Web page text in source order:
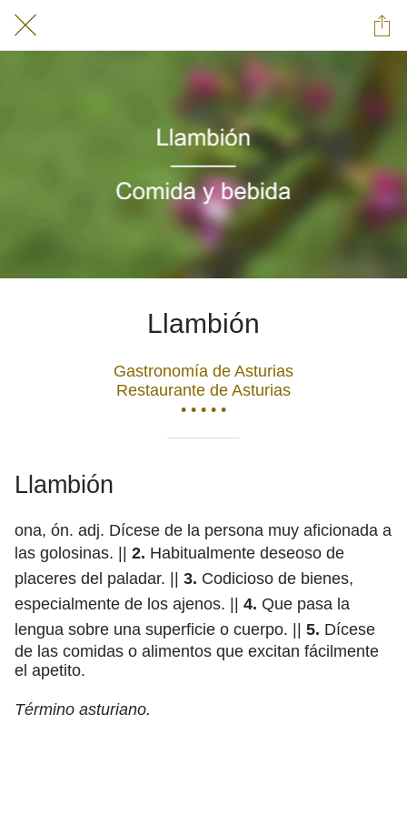
Llambión
Gastronomía de Asturias
Restaurante de Asturias
• • • • •
Llambión
ona, ón. adj. Dícese de la persona muy aficionada a
las golosinas. || 2. Habitualmente deseoso de
placeres del paladar. || 3. Codicioso de bienes,
especialmente de los ajenos. || 4. Que pasa la
lengua sobre una superficie o cuerpo. || 5. Dícese
de las comidas o alimentos que excitan fácilmente
el apetito.
Término asturiano.